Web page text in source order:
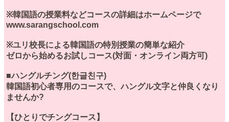
※韓国語の授業料などコースの詳細はホームページで
www.sarangschool.com
※ユリ校長による韓国語の特別授業の簡単な紹介
ゼロから始めるお試しコース(対面・オンライン両方可)
■ハングルチング(한글친구)
韓国語初心者専用のコースで、ハングル文字と仲良くなり
ませんか?
【ひとりでチングコース】